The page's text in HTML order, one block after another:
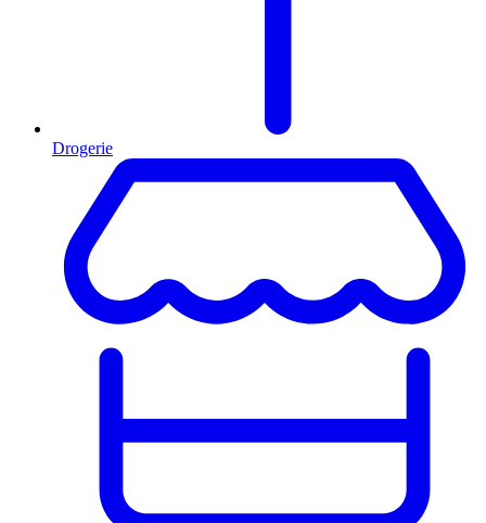
Drogerie